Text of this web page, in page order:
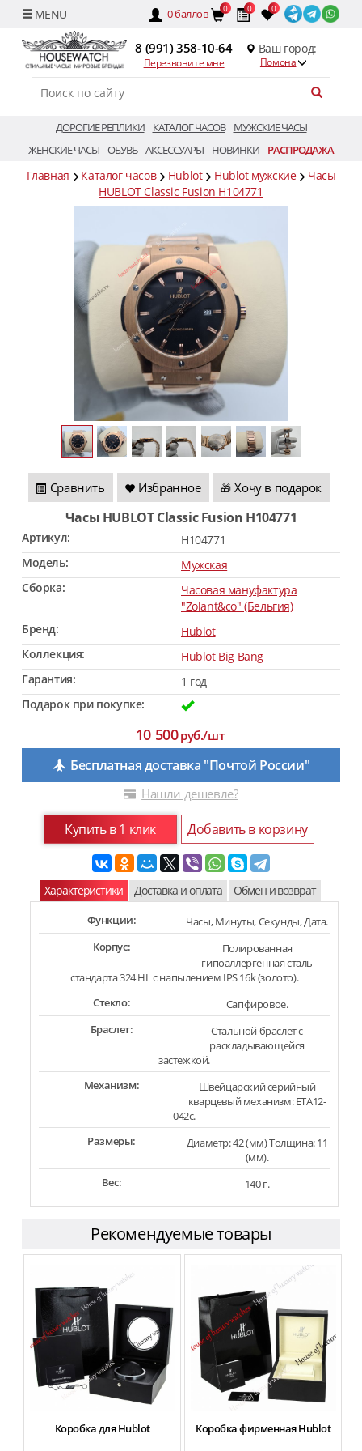
0баллов 0 0 0
8 (991) 358-10-64
Перезвоните мне
Ваш город:
Помона
ДОРОГИЕ РЕПЛИКИ КАТАЛОГ ЧАСОВ
МУЖСКИЕ ЧАСЫ
ЖЕНСКИЕ ЧАСЫ ОБУВЬ АКСЕССУАРЫ НОВИНКИ РАСПРОДАЖА
Главная Каталог часов Hublot Hublot мужские
Часы
HUBLOT Classic Fusion H104771
Сравнить Избранное 🎁 Хочу в подарок
Часы HUBLOT Classic Fusion H104771
Артикул:
H104771
Модель:
Мужская
Сборка:
Часовая мануфактура
"Zolant&co" (Бельгия)
Бренд:
Hublot
Коллекция:
Hublot Big Bang
Гарантия:
1 год
Подарок при покупке:
10 500руб./шт
Бесплатная доставка "Почтой России"
Нашли дешевле?
Купить в 1 клик Добавить в корзину
Характеристики Доставка и оплата Обмен и возврат
Функции:
Часы, Минуты, Секунды, Дата.
Корпус:
Полированная
гипоаллергенная сталь
стандарта 324 HL с напылением IPS 16k (золото).
Стекло:
Сапфировое.
Браслет:
Стальной браслет с
раскладывающейся
застежкой.
Механизм:
Швейцарский серийный
кварцевый механизм: ETA12-
042c.
Размеры:
Диаметр: 42 (мм) Толщина: 11
(мм).
Вес:
140 г.
Рекомендуемые товары
Коробка для Hublot Коробка фирменная Hublot